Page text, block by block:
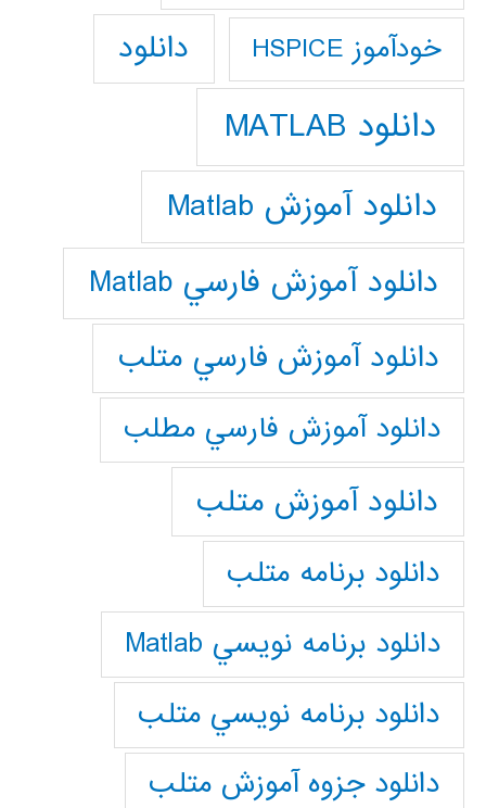
خودآموز HSPICE دانلود
دانلود MATLAB
دانلود آموزش Matlab
دانلود آموزش فارسي Matlab
دانلود آموزش فارسي متلب
دانلود آموزش فارسي مطلب
دانلود آموزش متلب
دانلود برنامه متلب
دانلود برنامه نويسي Matlab
دانلود برنامه نويسي متلب
دانلود جزوه آموزش متلب